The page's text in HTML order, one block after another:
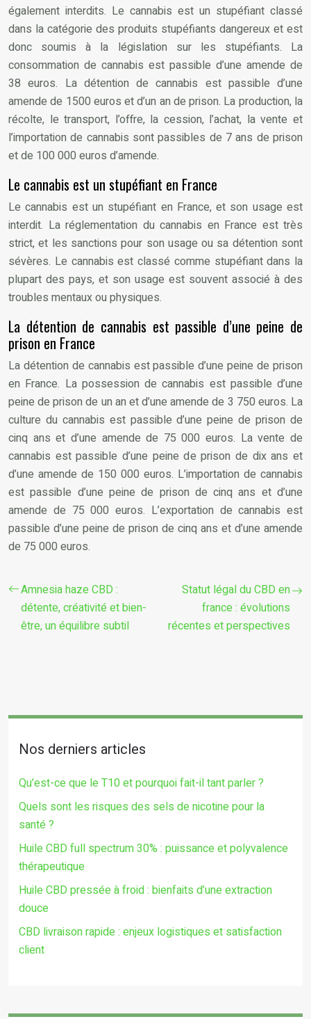
également interdits. Le cannabis est un stupéfiant classé
dans la catégorie des produits stupéfiants dangereux et est
donc soumis à la législation sur les stupéfiants. La
consommation de cannabis est passible d’une amende de
38 euros. La détention de cannabis est passible d’une
amende de 1500 euros et d’un an de prison. La production, la
récolte, le transport, l’offre, la cession, l’achat, la vente et
l’importation de cannabis sont passibles de 7 ans de prison
et de 100 000 euros d’amende.
Le cannabis est un stupéfiant en France
Le cannabis est un stupéfiant en France, et son usage est
interdit. La réglementation du cannabis en France est très
strict, et les sanctions pour son usage ou sa détention sont
sévères. Le cannabis est classé comme stupéfiant dans la
plupart des pays, et son usage est souvent associé à des
troubles mentaux ou physiques.
La détention de cannabis est passible d’une peine de
prison en France
La détention de cannabis est passible d’une peine de prison
en France. La possession de cannabis est passible d’une
peine de prison de un an et d’une amende de 3 750 euros. La
culture du cannabis est passible d’une peine de prison de
cinq ans et d’une amende de 75 000 euros. La vente de
cannabis est passible d’une peine de prison de dix ans et
d’une amende de 150 000 euros. L’importation de cannabis
est passible d’une peine de prison de cinq ans et d’une
amende de 75 000 euros. L’exportation de cannabis est
passible d’une peine de prison de cinq ans et d’une amende
de 75 000 euros.
Amnesia haze CBD :
détente, créativité et bien-
être, un équilibre subtil
Statut légal du CBD en
france : évolutions
récentes et perspectives
Nos derniers articles
Qu’est-ce que le T10 et pourquoi fait-il tant parler ?
Quels sont les risques des sels de nicotine pour la
santé ?
Huile CBD full spectrum 30% : puissance et polyvalence
thérapeutique
Huile CBD pressée à froid : bienfaits d’une extraction
douce
CBD livraison rapide : enjeux logistiques et satisfaction
client